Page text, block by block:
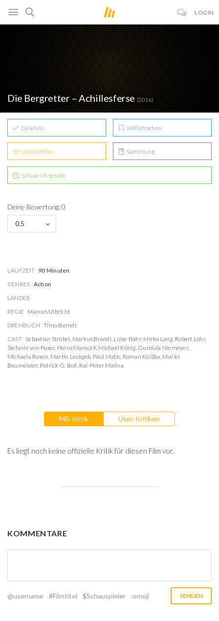
LOGIN
Die Bergretter – Achillesferse (2016)
Gesehen Will ich sehen
Lieblingsfilm Sammlung
Schaue ich gerade
Deine Bewertung: 0
0.5
LAUFZEIT 90 Minuten
GENRES Action
LÄNDER
REGIE Marcus Ulbricht
DREHBUCH Timo Berndt
CAST Sebastian Ströbel, Markus Brandl, Luise Bähr, Mirko Lang, Robert Lohr,
Stefanie von Poser, Heinz Marecek, Michael König, Gundula Niemeyer,
Michaela Rosen, Martin Leutgeb, Paul Matic, Roman Knižka, Muriel
Baumeister, Patrick G. Boll, Kai-Peter Malina
MB-Kritik User-Kritiken
Es liegt noch keine offizielle Kritik für diesen Film vor.
KOMMENTARE
@username #Filmtitel $Schauspieler :emoji